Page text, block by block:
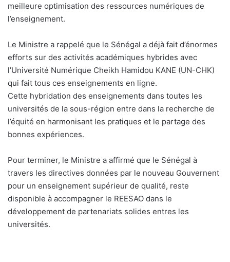
meilleure optimisation des ressources numériques de
l’enseignement.
Le Ministre a rappelé que le Sénégal a déjà fait d’énormes
efforts sur des activités académiques hybrides avec
l’Université Numérique Cheikh Hamidou KANE (UN-CHK)
qui fait tous ces enseignements en ligne.
Cette hybridation des enseignements dans toutes les
universités de la sous-région entre dans la recherche de
l’équité en harmonisant les pratiques et le partage des
bonnes expériences.
Pour terminer, le Ministre a affirmé que le Sénégal à
travers les directives données par le nouveau Gouvernent
pour un enseignement supérieur de qualité, reste
disponible à accompagner le REESAO dans le
développement de partenariats solides entres les
universités.